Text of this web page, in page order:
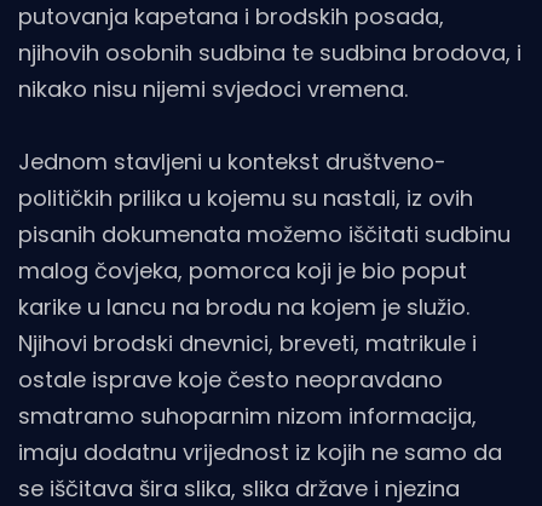
putovanja kapetana i brodskih posada,
njihovih osobnih sudbina te sudbina brodova, i
nikako nisu nijemi svjedoci vremena.
Jednom stavljeni u kontekst društveno-
političkih prilika u kojemu su nastali, iz ovih
pisanih dokumenata možemo iščitati sudbinu
malog čovjeka, pomorca koji je bio poput
karike u lancu na brodu na kojem je služio.
Njihovi brodski dnevnici, breveti, matrikule i
ostale isprave koje često neopravdano
smatramo suhoparnim nizom informacija,
imaju dodatnu vrijednost iz kojih ne samo da
se iščitava šira slika, slika države i njezina